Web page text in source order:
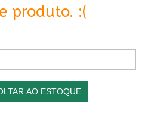
produto. :(
AO ESTOQUE